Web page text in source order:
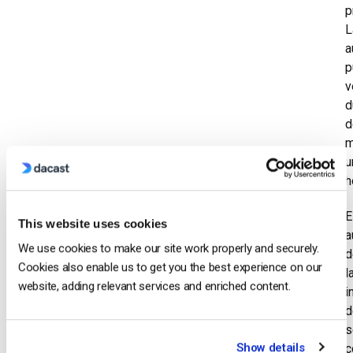
This website uses cookies
We use cookies to make our site work properly and securely.
Cookies also enable us to get you the best experience on our
website, adding relevant services and enriched content.
Show details